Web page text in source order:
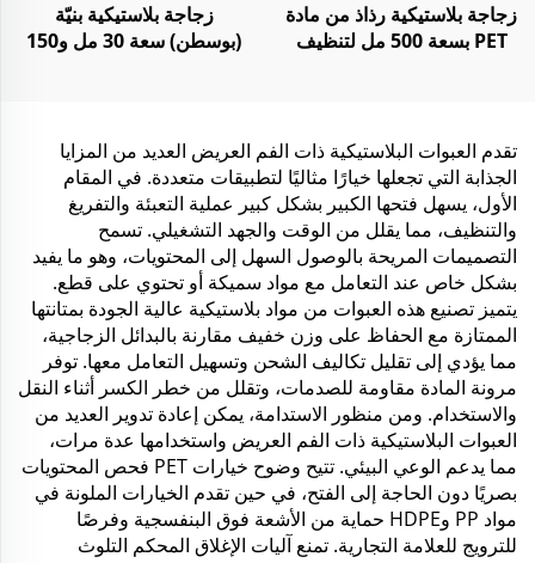
زجاجة بلاستيكية رذاذ من مادة
PET بسعة 500 مل لتنظيف
زجاجة بلاستيكية بنيّة
(بوسطن) سعة 30 مل و150
تقدم العبوات البلاستيكية ذات الفم العريض العديد من المزايا
الجذابة التي تجعلها خيارًا مثاليًا لتطبيقات متعددة. في المقام
الأول، يسهل فتحها الكبير بشكل كبير عملية التعبئة والتفريغ
والتنظيف، مما يقلل من الوقت والجهد التشغيلي. تسمح
التصميمات المريحة بالوصول السهل إلى المحتويات، وهو ما يفيد
بشكل خاص عند التعامل مع مواد سميكة أو تحتوي على قطع.
يتميز تصنيع هذه العبوات من مواد بلاستيكية عالية الجودة بمتانتها
الممتازة مع الحفاظ على وزن خفيف مقارنة بالبدائل الزجاجية،
مما يؤدي إلى تقليل تكاليف الشحن وتسهيل التعامل معها. توفر
مرونة المادة مقاومة للصدمات، وتقلل من خطر الكسر أثناء النقل
والاستخدام. ومن منظور الاستدامة، يمكن إعادة تدوير العديد من
العبوات البلاستيكية ذات الفم العريض واستخدامها عدة مرات،
مما يدعم الوعي البيئي. تتيح وضوح خيارات PET فحص المحتويات
بصريًا دون الحاجة إلى الفتح، في حين تقدم الخيارات الملونة في
مواد PP وHDPE حماية من الأشعة فوق البنفسجية وفرصًا
للترويج للعلامة التجارية. تمنع آليات الإغلاق المحكم التلوث